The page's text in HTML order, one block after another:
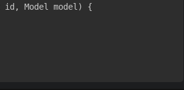
id, Model model)
{